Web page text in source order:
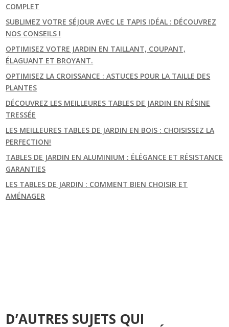
COMPLET
SUBLIMEZ VOTRE SÉJOUR AVEC LE TAPIS IDÉAL : DÉCOUVREZ
NOS CONSEILS !
OPTIMISEZ VOTRE JARDIN EN TAILLANT, COUPANT,
ÉLAGUANT ET BROYANT.
OPTIMISEZ LA CROISSANCE : ASTUCES POUR LA TAILLE DES
PLANTES
DÉCOUVREZ LES MEILLEURES TABLES DE JARDIN EN RÉSINE
TRESSÉE
LES MEILLEURES TABLES DE JARDIN EN BOIS : CHOISISSEZ LA
PERFECTION!
TABLES DE JARDIN EN ALUMINIUM : ÉLÉGANCE ET RÉSISTANCE
GARANTIES
LES TABLES DE JARDIN : COMMENT BIEN CHOISIR ET
AMÉNAGER
D’AUTRES SUJETS QUI